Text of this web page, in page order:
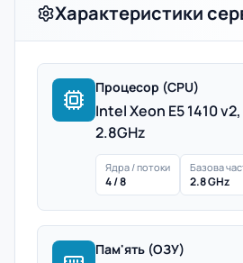
Характеристики
Процесор (CPU)
Intel Xeon E5 1410
2.8GHz
Ядра / потоки
4 / 8
Базова
2.8 GHz
Пам'ять (ОЗУ)